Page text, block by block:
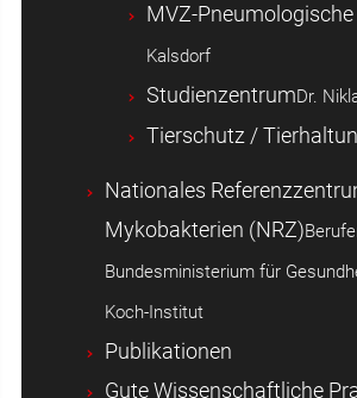
MVZ-Pneumologische
Kalsdorf
StudienzentrumDr.
Tierschutz /
Nationales
Mykobakterien (NRZ)
Bundesministerium für
Koch-Institut
Publikationen
Gute Wissenschaftliche